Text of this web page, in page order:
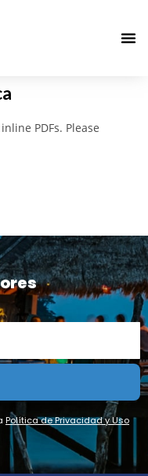
PDFs. Please
Política de Privacidad y Uso